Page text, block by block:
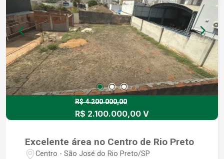
R$ 4.200.000,00
R$ 2.100.000,00 V
Excelente área no Centro de Rio Preto
Centro - São José do Rio Preto/SP